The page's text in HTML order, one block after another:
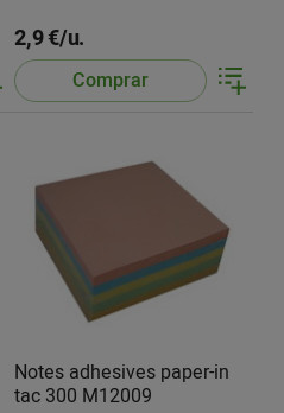
2,9 €/u.
Comprar
Notes adhesives paper-in
tac 300 M12009